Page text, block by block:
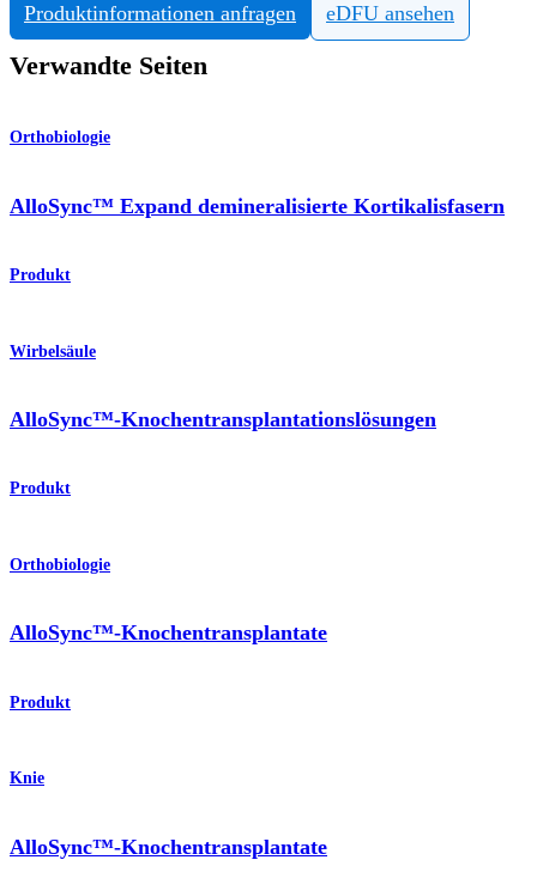
Produktinformationen anfragen eDFU ansehen
Verwandte Seiten
Orthobiologie
AlloSync™ Expand demineralisierte Kortikalisfasern
Produkt
Wirbelsäule
AlloSync™-Knochentransplantationslösungen
Produkt
Orthobiologie
AlloSync™-Knochentransplantate
Produkt
Knie
AlloSync™-Knochentransplantate